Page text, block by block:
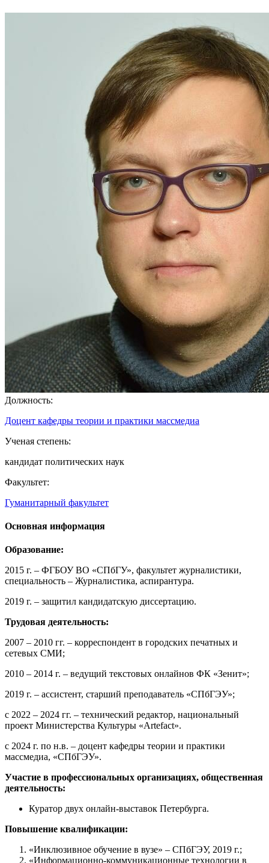
Должность:
Доцент кафедры теории и практики массмедиа
Ученая степень:
кандидат политических наук
Факультет:
Гуманитарный факультет
Основная информация
Образование:
2015 г. – ФГБОУ ВО «СПбГУ», факультет журналистики,
специальность – Журналистика, аспирантура.
2019 г. – защитил кандидатскую диссертацию.
Трудовая деятельность:
2007 – 2010 гг. – корреспондент в городских печатных и
сетевых СМИ;
2010 – 2014 г. – ведущий текстовых онлайнов ФК «Зенит»;
2019 г. – ассистент, старший преподаватель «СПбГЭУ»;
с 2022 – 2024 гг. – технический редактор, национальный
проект Министерства Культуры «Artefact».
с 2024 г. по н.в. – доцент кафедры теории и практики
массмедиа, «СПбГЭУ».
Участие в профессиональных организациях, общественная
деятельность:
Куратор двух онлайн-выставок Петербурга.
Повышение квалификации:
«Инклюзивное обучение в вузе» – СПбГЭУ, 2019 г.;
«Информационно-коммуникационные технологии в